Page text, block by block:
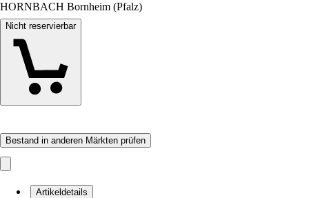
HORNBACH Bornheim (Pfalz)
Nicht reservierbar
Bestand in anderen Märkten prüfen
Artikeldetails